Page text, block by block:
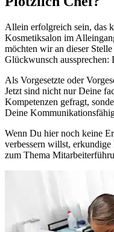
Allein erfolgreich sein, das
Kosmetiksalon im
möchten wir an dieser
Glückwunsch
Als Vorgesetzte oder
Jetzt sind nicht nur Deine
Kompetenzen gefragt,
Deine
Wenn Du hier noch keine
verbessern willst,
zum Thema